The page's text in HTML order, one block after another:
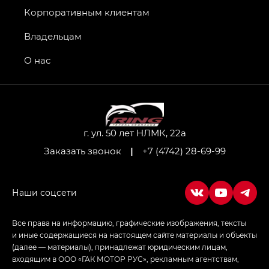
GT, Джи Эль — GL
GS4 — Джи Эс 4 (GS4) в комплектациях Джи Би
привод — GB AWD, Джи Эль Полный привод —
Джи Ти — GT, Джи Икс — GX,
Джи Икс ПРЕМИУМ — GX PREMIUM, ЛАУНЖ —
Empow — Эмпау (Empow) в комплектации
г. ул. 50 лет НЛМК, 22а
Заказать звонок
| +7 (4742) 28-69-99
Корпоративным клиентам
Владельцам
О нас
Все права на информацию, графические изображения, тексты
и иные содержащиеся на настоящем сайте материалы и объекты
(далее — материалы), принадлежат юридическим лицам,
входящим в ООО «ГАК МОТОР РУС», рекламным агентствам,